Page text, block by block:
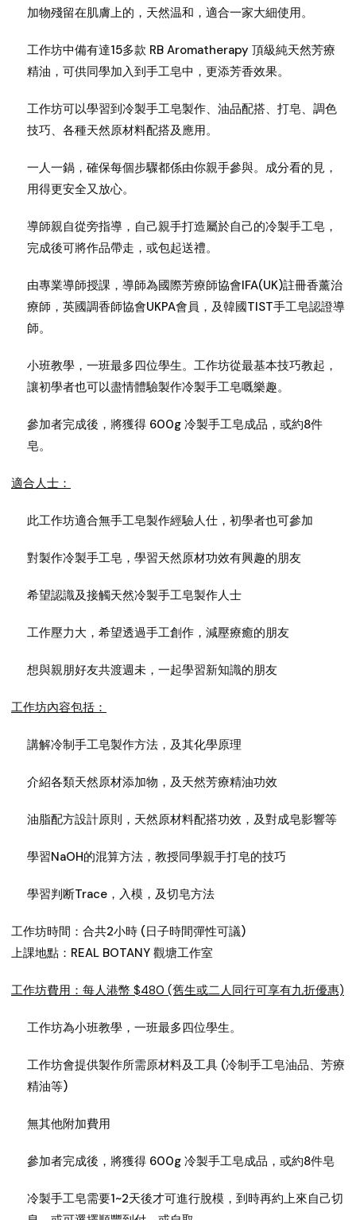
加物殘留在肌膚上的，天然温和，適合一家大細使用。
工作坊中備有達15多款 RB Aromatherapy 頂級純天然芳療
精油，可供同學加入到手工皂中，更添芳香效果。
工作坊可以學習到冷製手工皂製作、油品配搭、打皂、調色
技巧、各種天然原材料配搭及應用。
一人一鍋，確保每個步驟都係由你親手參與。成分看的見，
用得更安全又放心。
導師親自從旁指導，自己親手打造屬於自己的冷製手工皂，
完成後可將作品帶走，或包起送禮。
由專業導師授課，導師為國際芳療師協會IFA(UK)註冊香薰治
療師，英國調香師協會UKPA會員，及韓國TIST手工皂認證導
師。
小班教學，一班最多四位學生。工作坊從最基本技巧教起，
讓初學者也可以盡情體驗製作冷製手工皂嘅樂趣。
參加者完成後，將獲得 600g 冷製手工皂成品，或約8件
皂。
適合人士：
此工作坊適合無手工皂製作經驗人仕，初學者也可參加
對製作冷製手工皂，學習天然原材功效有興趣的朋友
希望認識及接觸天然冷製手工皂製作人士
工作壓力大，希望透過手工創作，減壓療癒的朋友
想與親朋好友共渡週未，一起學習新知識的朋友
工作坊內容包括：
講解冷制手工皂製作方法，及其化學原理
介紹各類天然原材添加物，及天然芳療精油功效
油脂配方設計原則，天然原材料配搭功效，及對成皂影響等
學習NaOH的混算方法，教授同學親手打皂的技巧
學習判断Trace，入模，及切皂方法
工作坊時間：合共2小時 (日子時間彈性可議)
上課地點：REAL BOTANY 觀塘工作室
工作坊費用：每人港幣 $480 (舊生或二人同行可享有九折優惠)
工作坊為小班教學，一班最多四位學生。
工作坊會提供製作所需原材料及工具 (冷制手工皂油品、芳療
精油等)
無其他附加費用
參加者完成後，將獲得 600g 冷製手工皂成品，或約8件皂
冷製手工皂需要1~2天後才可進行脫模，到時再約上來自己切